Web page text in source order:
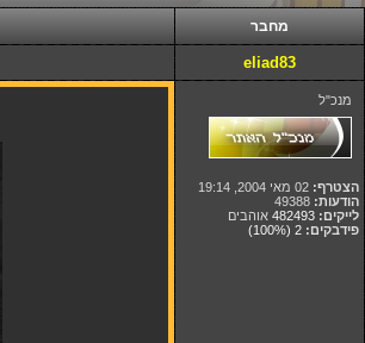
מחבר
eliad83
מנכ"ל
הצטרף:
הודעות:
לייקים: 482493 אוהבים
פידבקים: 2
(100%)